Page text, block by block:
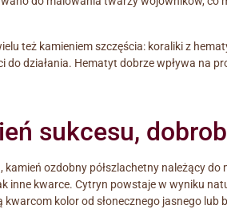
też kamieniem szczęścia: koraliki z
do działania. Hematyt dobrze wpływa na
sukcesu,
ozdobny półszlachetny należący
inne kwarce. Cytryn powstaje w wyniku
kolor od słonecznego jasnego